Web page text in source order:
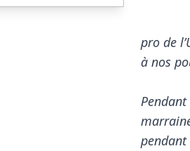
pro de
à nos